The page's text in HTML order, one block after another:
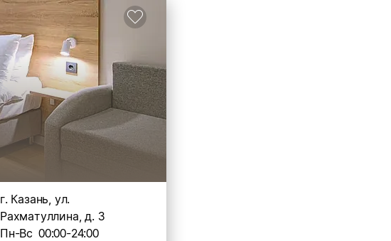
г. Казань, ул.
Рахматуллина, д. 3
Пн-Вс 00:00-24:00